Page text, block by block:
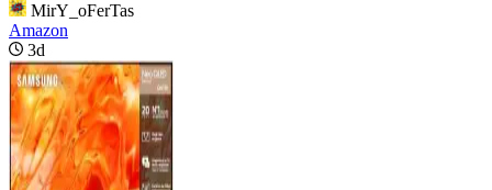
MirY_oFerTas
Amazon
3d